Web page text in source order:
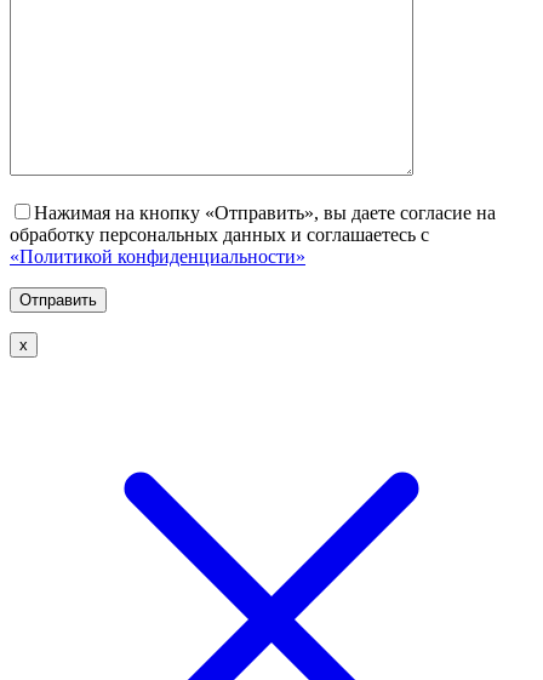
Нажимая на кнопку «Отправить», вы даете согласие на
обработку персональных данных и соглашаетесь с
«Политикой конфиденциальности»
х